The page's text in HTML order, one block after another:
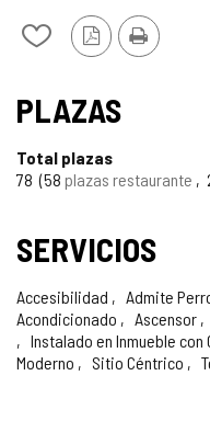
Añadir/quitar
cuadernos
Versión
PDF
Imprimir
TIPO
PLAZAS
Total plazas
78 58 plazas restaurante
SERVICIOS
Accesibilidad Admite
Acondicionado
Ascensor
Instalado en Inmueble con
Moderno
Sitio Céntrico